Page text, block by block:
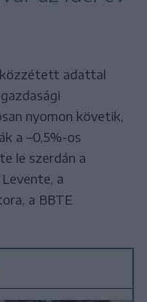
közzétett adattal
nyomon követik,
a –0,5%-os
le szerdán a
a
a BBTE